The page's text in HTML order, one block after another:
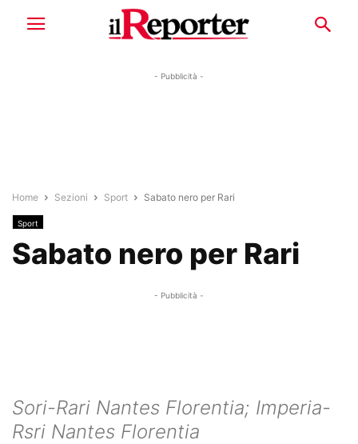
- Pubblicità -
Home Sezioni Sport Sabato nero per Rari
Sport
Sabato nero per Rari
- Pubblicità -
Sori-Rari Nantes Florentia; Imperia-
Rsri Nantes Florentia